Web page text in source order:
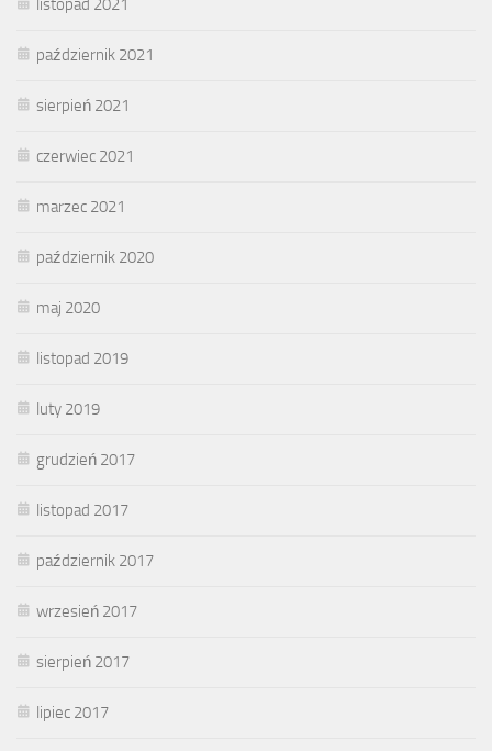
październik 2021
sierpień 2021
czerwiec 2021
marzec 2021
październik 2020
maj 2020
listopad 2019
luty 2019
grudzień 2017
listopad 2017
październik 2017
wrzesień 2017
sierpień 2017
lipiec 2017